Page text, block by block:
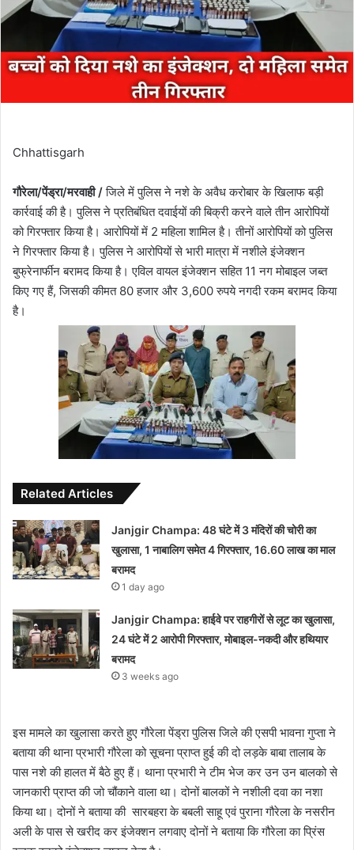
Chhattisgarh
गौरेला/पेंड्रा/मरवाही /जिले में पुलिस ने नशे के अवैध करोबार के खिलाफ बड़ी
कार्रवाई की है। पुलिस ने प्रतिबंधित दवाईयों की बिक्री करने वाले तीन आरोपियों
को गिरफ्तार किया है। आरोपियों में 2 महिला शामिल है। तीनों आरोपियों को पुलिस
ने गिरफ्तार किया है। पुलिस ने आरोपियों से भारी मात्रा में नशीले इंजेक्शन
बुफ्रेनार्फीन बरामद किया है। एविल वायल इंजेक्शन सहित 11 नग मोबाइल जब्त
किए गए हैं, जिसकी कीमत 80 हजार और 3,600 रुपये नगदी रकम बरामद किया
है।
Related Articles
Janjgir Champa: 48 घंटे में 3 मंदिरों की चोरी का
खुलासा, 1 नाबालिग समेत 4 गिरफ्तार, 16.60 लाख का माल
बरामद
1 day ago
Janjgir Champa: हाईवे पर राहगीरों से लूट का खुलासा,
24 घंटे में 2 आरोपी गिरफ्तार, मोबाइल-नकदी और हथियार
बरामद
3 weeks ago
इस मामले का खुलासा करते हुए गौरेला पेंड्रा पुलिस जिले की एसपी भावना गुप्ता ने
बताया की थाना प्रभारी गौरेला को सूचना प्राप्त हुई की दो लड़के बाबा तालाब के
पास नशे की हालत में बैठे हुए हैं। थाना प्रभारी ने टीम भेज कर उन उन बालको से
जानकारी प्राप्त की जो चौंकाने वाला था। दोनों बालकों ने नशीली दवा का नशा
किया था। दोनों ने बताया की सारबहरा के बबली साहू एवं पुराना गौरेला के नसरीन
अली के पास से खरीद कर इंजेक्शन लगवाए दोनों ने बताया कि गौरेला का प्रिंस